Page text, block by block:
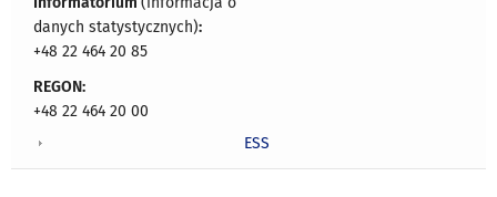
danych statystycznych):
+48 22 464 20 85
REGON:
+48 22 464 20 00
ESS